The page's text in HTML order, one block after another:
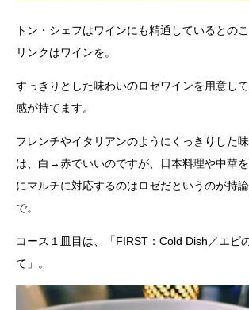
トン・シェフはワインにも精通しているとの
リンクはワインを。
すっきりとした味わいのロゼワインを用意し
感が持てます。
フレンチやイタリアンのようにくっきりした
は、白→赤でいいのですが、日本料理や中華
にマルチに対応するのはロゼだというのが持
で。
コース１皿目は、「FIRST：Cold Dish／エビ
て」。